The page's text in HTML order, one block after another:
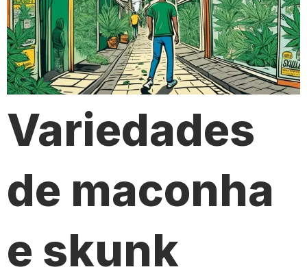
Variedades
de maconha
e skunk